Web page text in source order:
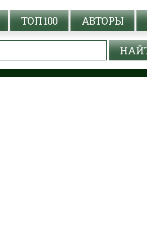
ТОП 100 АВТОРЫ